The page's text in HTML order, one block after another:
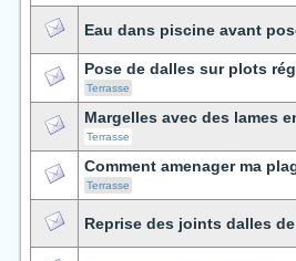
Eau dans piscine avant
Pose de dalles sur plots
Terrasse
Margelles avec des lames
Terrasse
Comment amenager ma
Terrasse
Reprise des joints dalles